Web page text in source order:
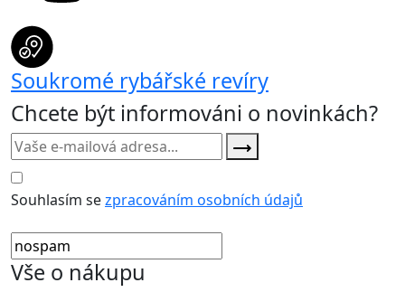
Soukromé rybářské revíry
Chcete být informováni o novinkách?
Souhlasím sezpracováním osobních údajů
Vše o nákupu